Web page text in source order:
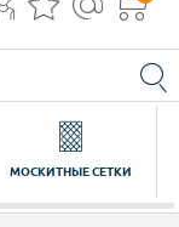
МОСКИТНЫЕ СЕТКИ